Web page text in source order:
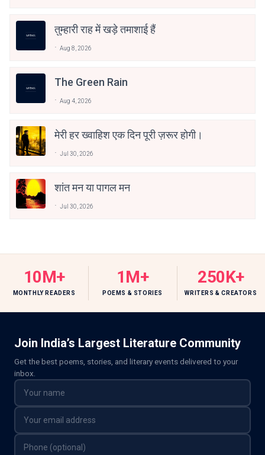
तुम्हारी राह में खड़े तमाशाई हैं
Aug 8, 2026
The Green Rain
Aug 4, 2026
मेरी हर ख्वाहिश एक दिन पूरी ज़रूर होगी।
Jul 30, 2026
शांत मन या पागल मन
Jul 30, 2026
10M+
MONTHLY READERS
1M+
POEMS & STORIES
250K+
WRITERS & CREATORS
Join India’s Largest Literature Community
Get the best poems, stories, and literary events delivered to your
inbox.